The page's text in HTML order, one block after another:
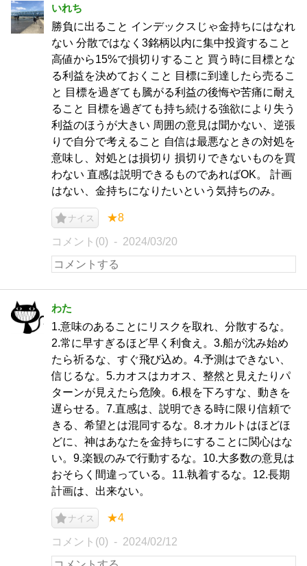
いれち
勝負に出ること インデックスじゃ金持ちにはなれ
ない 分散ではなく3銘柄以内に集中投資すること
高値から15%で損切りすること 買う時に目標とな
る利益を決めておくこと 目標に到達したら売るこ
と 目標を過ぎても騰がる利益の後悔や苦痛に耐え
ること 目標を過ぎても持ち続ける強欲により失う
利益のほうが大きい 周囲の意見は聞かない、逆張
りで自分で考えること 自信は最悪なときの対処を
意味し、対処とは損切り 損切りできないものを買
わない 直感は説明できるものであればOK。 計画
はない、金持ちになりたいという気持ちのみ。
ナイス ★8
コメント(0) 2024/03/20
わた
1.意味のあることにリスクを取れ、分散するな。
2.常に早すぎるほど早く利食え。3.船が沈み始め
たら祈るな、すぐ飛び込め。4.予測はできない、
信じるな。5.カオスはカオス、整然と見えたりパ
ターンが見えたら危険。6.根を下ろすな、動きを
遅らせる。7.直感は、説明できる時に限り信頼で
きる、希望とは混同するな。8.オカルトはほどほ
どに、神はあなたを金持ちにすることに関心はな
い。9.楽観のみで行動するな。10.大多数の意見は
おそらく間違っている。11.執着するな。12.長期
計画は、出来ない。
ナイス ★4
コメント(0) 2024/02/12